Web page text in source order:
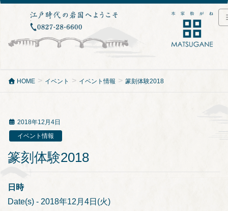
HOME イベント イベント情報 篆刻体験2018
2018年12月4日
イベント情報
篆刻体験2018
日時
Date(s) - 2018年12月4日(火)